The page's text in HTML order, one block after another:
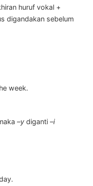
huruf vokal +
digandakan sebelum
week.
–ydiganti–i